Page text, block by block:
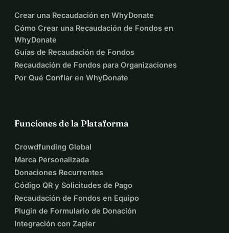
Crear una Recaudación en WhyDonate
Cómo Crear una Recaudación de Fondos en
WhyDonate
Guías de Recaudación de Fondos
Recaudación de Fondos para Organizaciones
Por Qué Confiar en WhyDonate
Funciones de la Plataforma
Crowdfunding Global
Marca Personalizada
Donaciones Recurrentes
Código QR y Solicitudes de Pago
Recaudación de Fondos en Equipo
Plugin de Formulario de Donación
Integración con Zapier